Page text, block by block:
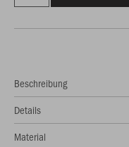
Beschreibung
Details
Material